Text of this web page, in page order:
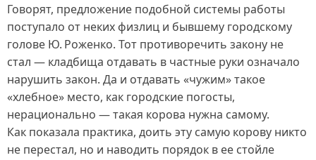
Говорят, предложение подобной системы работы
поступало от неких физлиц и бывшему городскому
голове Ю. Роженко. Тот противоречить закону не
стал — кладбища отдавать в частные руки означало
нарушить закон. Да и отдавать «чужим» такое
«хлебное» место, как городские погосты,
нерационально — такая корова нужна самому.
Как показала практика, доить эту самую корову никто
не перестал, но и наводить порядок в ее стойле